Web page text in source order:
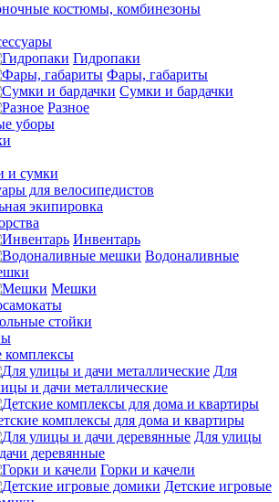
костюмы, комбинезоны
Гидропаки
Фары, габариты
Сумки и бардачки
Разное
уборы
и сумки
для велосипедистов
экипировка
Инвентарь
Водоналивные
Мешки
стойки
комплексы
Для
и дачи металлические
комплексы для дома и квартиры
Для улицы
деревянные
Горки и качели
Детские игровые